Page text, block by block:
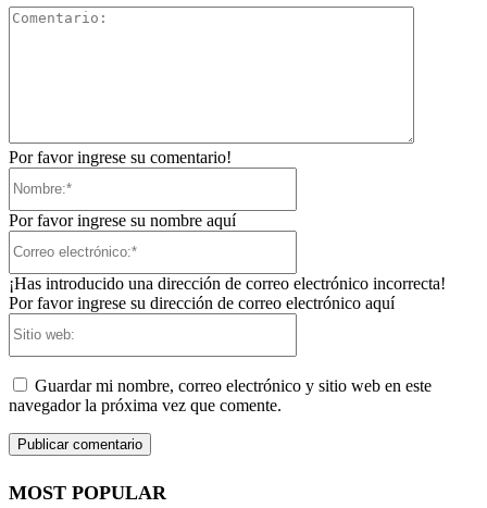
Por favor ingrese su comentario!
Por favor ingrese su nombre aquí
¡Has introducido una dirección de correo electrónico incorrecta!
Por favor ingrese su dirección de correo electrónico aquí
Guardar mi nombre, correo electrónico y sitio web en este
navegador la próxima vez que comente.
MOST POPULAR